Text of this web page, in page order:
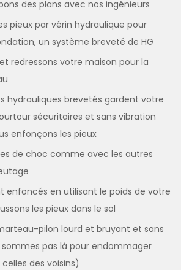
des plans avec nos ingénieurs
pieux par vérin hydraulique pour
un système breveté de HG
redressons votre maison pour la
hydrauliques brevetés gardent votre
sécuritaires et sans vibration
enfonçons les pieux
de choc comme avec les autres
enfoncés en utilisant le poids de votre
les pieux dans le sol
pilon lourd et bruyant et sans
pas là pour endommager
des voisins)